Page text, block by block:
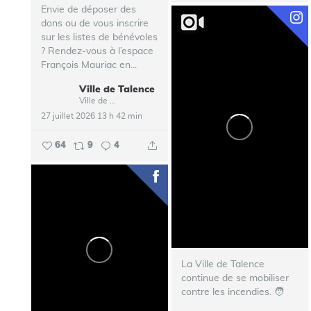
Envie de déposer des
dons ou de vous inscrire
sur les listes de bénévoles
? Rendez-vous à l’espace
François Mauriac en...
Ville de Talence
27 juillet 2026 13 h 42 min
64 9 4
La Ville de Talence
continue de se mobiliser
contre les incendies. ‍🧑‍